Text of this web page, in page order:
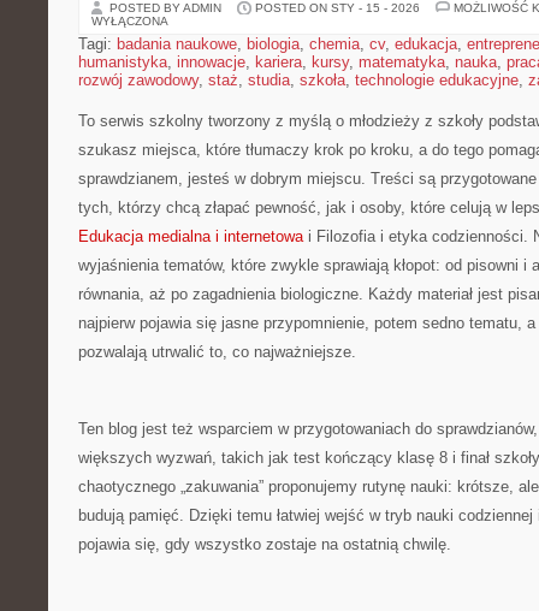
POSTED BY ADMIN POSTED ON STY - 15 - 2026
MOŻLIWOŚĆ
WYŁĄCZONA
Tagi: badania naukowe, biologia, chemia, cv, edukacja,
humanistyka, innowacje, kariera, kursy, matematyka, nauka,
rozwój zawodowy, staż, studia, szkoła, technologie edukacyjne,
To serwis szkolny tworzony z myślą o młodzieży z szkoły
szukasz miejsca, które tłumaczy krok po kroku, a do tego
sprawdzianem, jesteś w dobrym miejscu. Treści są
tych, którzy chcą złapać pewność, jak i osoby, które celują w
Edukacja medialna i internetowai Filozofia i etyka codzienności.
wyjaśnienia tematów, które zwykle sprawiają kłopot: od pisowni i
równania, aż po zagadnienia biologiczne. Każdy materiał jest
najpierw pojawia się jasne przypomnienie, potem sedno tematu,
pozwalają utrwalić to, co najważniejsze.
Ten blog jest też wsparciem w przygotowaniach do
większych wyzwań, takich jak test kończący klasę 8 i finał
chaotycznego „zakuwania” proponujemy rutynę nauki: krótsze,
budują pamięć. Dzięki temu łatwiej wejść w tryb nauki
pojawia się, gdy wszystko zostaje na ostatnią chwilę.